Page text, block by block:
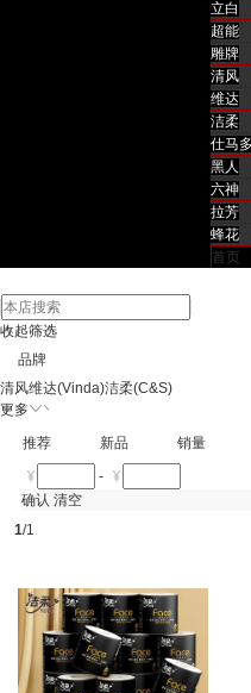
立白
超能
雕牌
清风
维达
洁柔
仕马
黑人
六神
拉芳
蜂花
首页
厨房用纸 湿厕纸
收起筛选
品牌
清风维达(Vinda)洁柔(C&S)
更多
推荐
新品 销量
-
确认 清空
1/1